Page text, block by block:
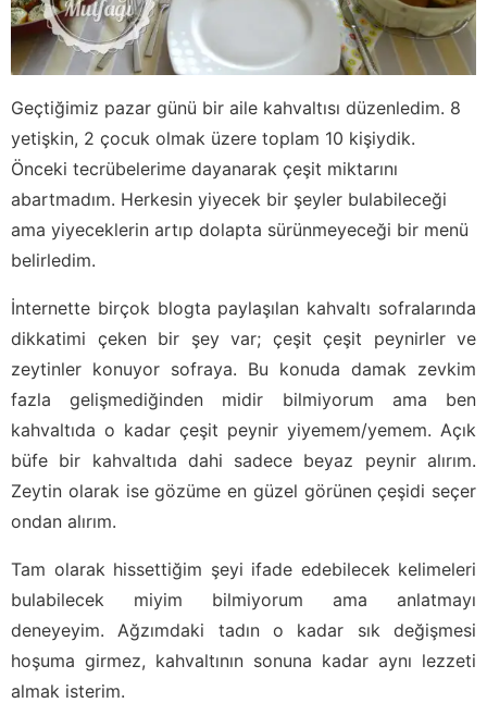
Geçtiğimiz pazar günü bir aile kahvaltısı düzenledim. 8
yetişkin, 2 çocuk olmak üzere toplam 10 kişiydik.
Önceki tecrübelerime dayanarak çeşit miktarını
abartmadım. Herkesin yiyecek bir şeyler bulabileceği
ama yiyeceklerin artıp dolapta sürünmeyeceği bir menü
belirledim.
İnternette birçok blogta paylaşılan kahvaltı sofralarında
dikkatimi çeken bir şey var; çeşit çeşit peynirler ve
zeytinler konuyor sofraya. Bu konuda damak zevkim
fazla gelişmediğinden midir bilmiyorum ama ben
kahvaltıda o kadar çeşit peynir yiyemem/yemem. Açık
büfe bir kahvaltıda dahi sadece beyaz peynir alırım.
Zeytin olarak ise gözüme en güzel görünen çeşidi seçer
ondan alırım.
Tam olarak hissettiğim şeyi ifade edebilecek kelimeleri
bulabilecek miyim bilmiyorum ama anlatmayı
deneyeyim. Ağzımdaki tadın o kadar sık değişmesi
hoşuma girmez, kahvaltının sonuna kadar aynı lezzeti
almak isterim.